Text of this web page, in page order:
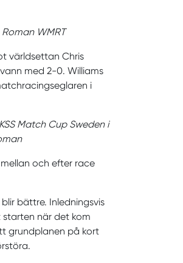
WMRT
världsettan Chris
med 2-0. Williams
i
Match Cup Sweden i
och efter race
bättre. Inledningsvis
starten när det kom
grundplanen på kort